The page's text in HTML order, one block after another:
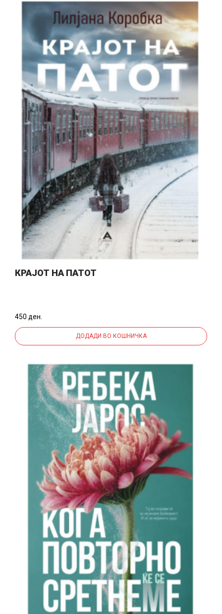
КРАЈОТ НА ПАТОТ
450 ден.
ДОДАДИ ВО КОШНИЧКА